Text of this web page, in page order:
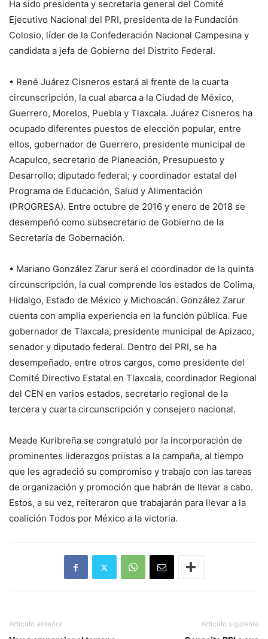
Ha sido presidenta y secretaria general del Comité
Ejecutivo Nacional del PRI, presidenta de la Fundación
Colosio, líder de la Confederación Nacional Campesina y
candidata a jefa de Gobierno del Distrito Federal.
• René Juárez Cisneros estará al frente de la cuarta
circunscripción, la cual abarca a la Ciudad de México,
Guerrero, Morelos, Puebla y Tlaxcala. Juárez Cisneros ha
ocupado diferentes puestos de elección popular, entre
ellos, gobernador de Guerrero, presidente municipal de
Acapulco, secretario de Planeación, Presupuesto y
Desarrollo; diputado federal; y coordinador estatal del
Programa de Educación, Salud y Alimentación
(PROGRESA). Entre octubre de 2016 y enero de 2018 se
desempeñó como subsecretario de Gobierno de la
Secretaría de Gobernación.
• Mariano González Zarur será el coordinador de la quinta
circunscripción, la cual comprende los estados de Colima,
Hidalgo, Estado de México y Michoacán. González Zarur
cuenta con amplia experiencia en la función pública. Fue
gobernador de Tlaxcala, presidente municipal de Apizaco,
senador y diputado federal. Dentro del PRI, se ha
desempeñado, entre otros cargos, como presidente del
Comité Directivo Estatal en Tlaxcala, coordinador Regional
del CEN en varios estados, secretario regional de la
tercera y cuarta circunscripción y consejero nacional.
Meade Kuribreña se congratuló por la incorporación de
prominentes liderazgos priistas a la campaña, al tiempo
que les agradeció su compromiso y trabajo con las tareas
de organización y promoción que habrán de llevar a cabo.
Estos, a su vez, reiteraron que trabajarán para llevar a la
coalición Todos por México a la victoria.
Artículo anterior Artículo siguiente